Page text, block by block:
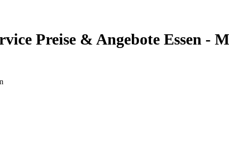
Preise & Angebote Essen